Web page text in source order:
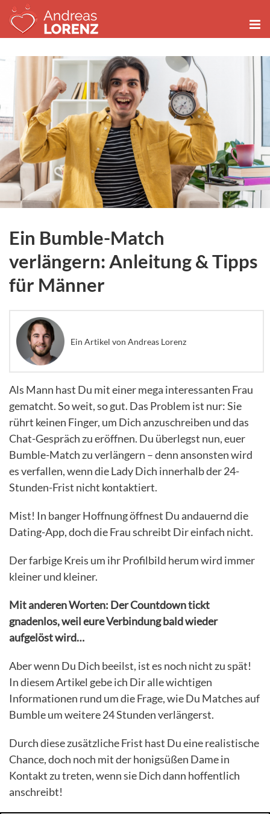
Zum
Inhalt
springen
Ein Bumble-Match
verlängern: Anleitung & Tipps
für Männer
Ein Artikel von Andreas Lorenz
Als Mann hast Du mit einer mega interessanten Frau
gematcht. So weit, so gut. Das Problem ist nur: Sie
rührt keinen Finger, um Dich anzuschreiben und das
Chat-Gespräch zu eröffnen. Du überlegst nun, euer
Bumble-Match zu verlängern – denn ansonsten wird
es verfallen, wenn die Lady Dich innerhalb der 24-
Stunden-Frist nicht kontaktiert.
Mist! In banger Hoffnung öffnest Du andauernd die
Dating-App, doch die Frau schreibt Dir einfach nicht.
Der farbige Kreis um ihr Profilbild herum wird immer
kleiner und kleiner.
Mit anderen Worten: Der Countdown tickt
gnadenlos, weil eure Verbindung bald wieder
aufgelöst wird…
Aber wenn Du Dich beeilst, ist es noch nicht zu spät!
In diesem Artikel gebe ich Dir alle wichtigen
Informationen rund um die Frage, wie Du Matches auf
Bumble um weitere 24 Stunden verlängerst.
Durch diese zusätzliche Frist hast Du eine realistische
Chance, doch noch mit der honigsüßen Dame in
Kontakt zu treten, wenn sie Dich dann hoffentlich
anschreibt!